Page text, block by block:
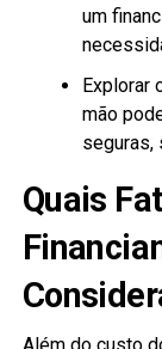
um
Explorar
mão
seguras,
Quais